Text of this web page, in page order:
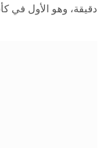
دقيقة، وهو الأول في كأس